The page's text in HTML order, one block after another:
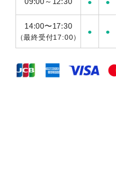
● ●
14:00〜17:30
（最終受付17:00）
● ●